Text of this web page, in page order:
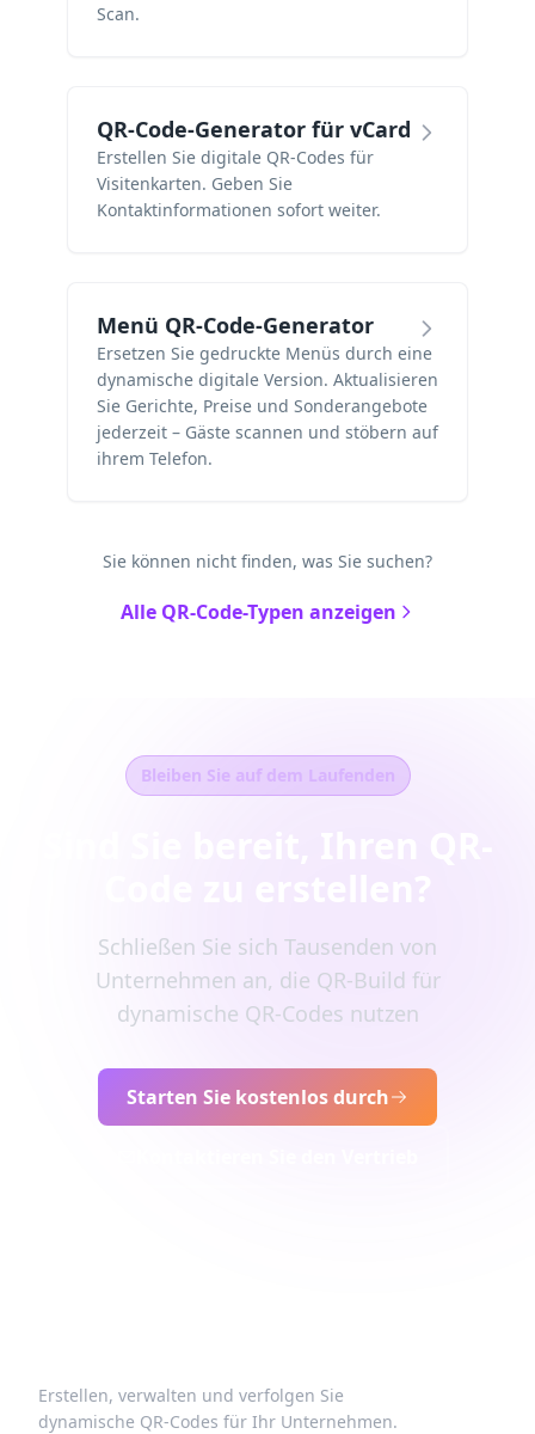
Scan.
QR-Code-Generator für vCard
Erstellen Sie digitale QR-Codes für
Visitenkarten. Geben Sie
Kontaktinformationen sofort weiter.
Menü QR-Code-Generator
Ersetzen Sie gedruckte Menüs durch eine
dynamische digitale Version. Aktualisieren
Sie Gerichte, Preise und Sonderangebote
jederzeit – Gäste scannen und stöbern auf
ihrem Telefon.
Sie können nicht finden, was Sie suchen?
Alle QR-Code-Typen anzeigen
Bleiben Sie auf dem Laufenden
Schließen Sie sich Tausenden von
Unternehmen an, die QR-Build für
dynamische QR-Codes nutzen
Starten Sie kostenlos durch
Erstellen, verwalten und verfolgen Sie
dynamische QR-Codes für Ihr Unternehmen.